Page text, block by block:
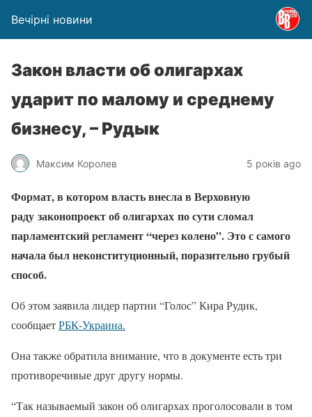
Вечірні новини
Закон власти об олигархах
ударит по малому и среднему
бизнесу, – Рудык
Максим Королев 5 років ago
Формат, в котором власть внесла в Верховную
раду законопроект об олигархах по сути сломал
парламентский регламент “через колено”. Это с самого
начала был неконституционный, поразительно грубый
способ.
Об этом заявила лидер партии “Голос” Кира Рудик,
сообщаетРБК-Украина.
Она также обратила внимание, что в документе есть три
противоречивые друг другу нормы.
“Так называемый закон об олигархах проголосовали в том